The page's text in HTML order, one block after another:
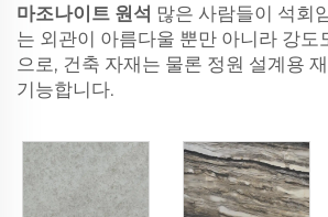
마조나이트 원석 많은 사람들이 석회
는 외관이 아름다울 뿐만 아니라 강도
으로, 건축 자재는 물론 정원 설계용
기능합니다.